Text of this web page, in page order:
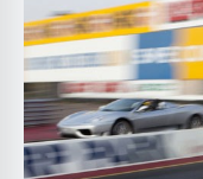
race
între
un
cap
tractor
Volvo